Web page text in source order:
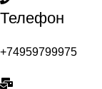
Телефон
+74959799975